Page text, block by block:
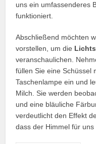
uns ein umfassenderes
funktioniert.
Abschließend möchten
vorstellen, um die
veranschaulichen.
füllen Sie eine Schüssel
Taschenlampe ein und
Milch. Sie werden
und eine bläuliche
verdeutlicht den Effekt
dass der Himmel für